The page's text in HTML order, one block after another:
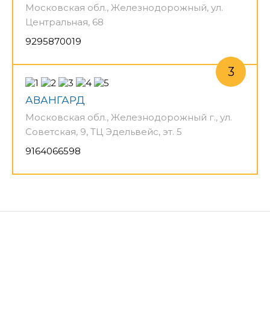
Московская обл., Железнодорожный, ул.
Центральная, 68
9295870019
АВАНГАРД
Московская обл., Железнодорожный г., ул.
Советская, 9, ТЦ Эдельвейс, эт. 5
9164066598